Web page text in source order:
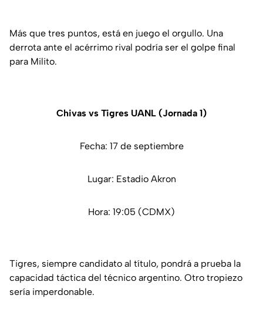
Más que tres puntos, está en juego el orgullo. Una
derrota ante el acérrimo rival podría ser el golpe final
para Milito.
Chivas vs Tigres UANL (Jornada 1)
Fecha: 17 de septiembre
Lugar: Estadio Akron
Hora: 19:05 (CDMX)
Tigres, siempre candidato al título, pondrá a prueba la
capacidad táctica del técnico argentino. Otro tropiezo
sería imperdonable.